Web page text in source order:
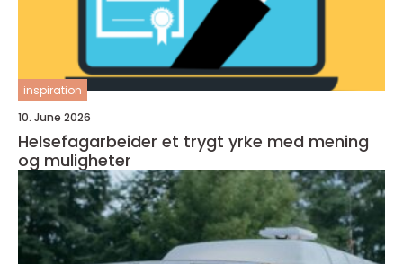
inspiration
10. June 2026
Helsefagarbeider et trygt yrke med mening
og muligheter